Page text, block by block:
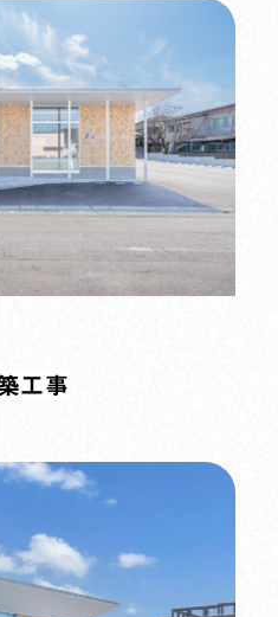
工事